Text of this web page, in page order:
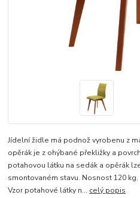
Jídelní židle má podnož vyrobenu z
opěrák je z ohýbané překližky a
potahovou látku na sedák a opěrák
smontovaném stavu. Nosnost
Vzor potahové látky n... celý popis